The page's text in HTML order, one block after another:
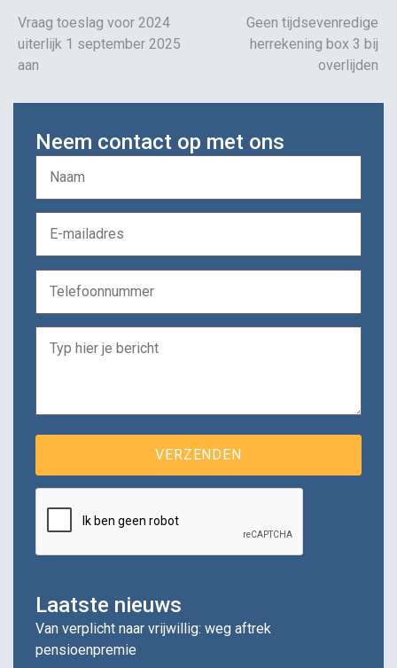
Vraag toeslag voor 2024
uiterlijk 1 september 2025
aan
Geen tijdsevenredige
herrekening box 3 bij
overlijden
Neem contact op met ons
Laatste nieuws
Van verplicht naar vrijwillig: weg aftrek
pensioenpremie